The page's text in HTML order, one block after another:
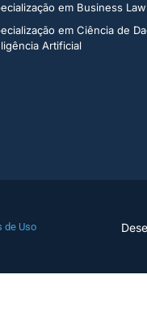
em Business Law
em Ciência de
Artificial
de Uso